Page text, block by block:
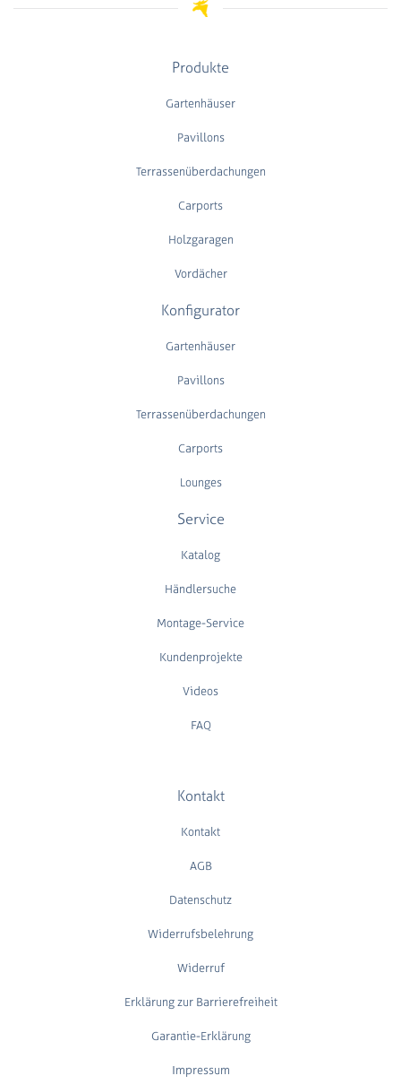
Produkte
Gartenhäuser
Pavillons
Terrassenüberdachungen
Carports
Holzgaragen
Vordächer
Konfigurator
Gartenhäuser
Pavillons
Terrassenüberdachungen
Carports
Lounges
Service
Katalog
Händlersuche
Montage-Service
Kundenprojekte
Videos
FAQ
Kontakt
Kontakt
AGB
Datenschutz
Widerrufsbelehrung
Widerruf
Erklärung zur Barrierefreiheit
Garantie-Erklärung
Impressum